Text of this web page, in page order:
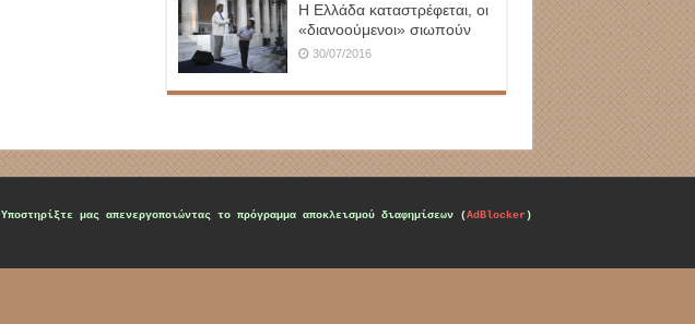
Η Ελλάδα καταστρέφεται, οι
«διανοούμενοι» σιωπούν
30/07/2016
Υποστηρίξτε μας απενεργοποιώντας το πρόγραμμα αποκλεισμού διαφημίσεων (AdBlocker)